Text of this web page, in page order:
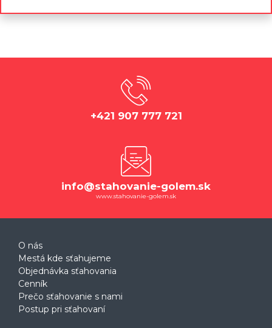
+421 907 777 721
info@stahovanie-golem.sk
www.stahovanie-golem.sk
O nás
Mestá kde sťahujeme
Objednávka sťahovania
Cenník
Prečo sťahovanie s nami
Postup pri sťahovaní